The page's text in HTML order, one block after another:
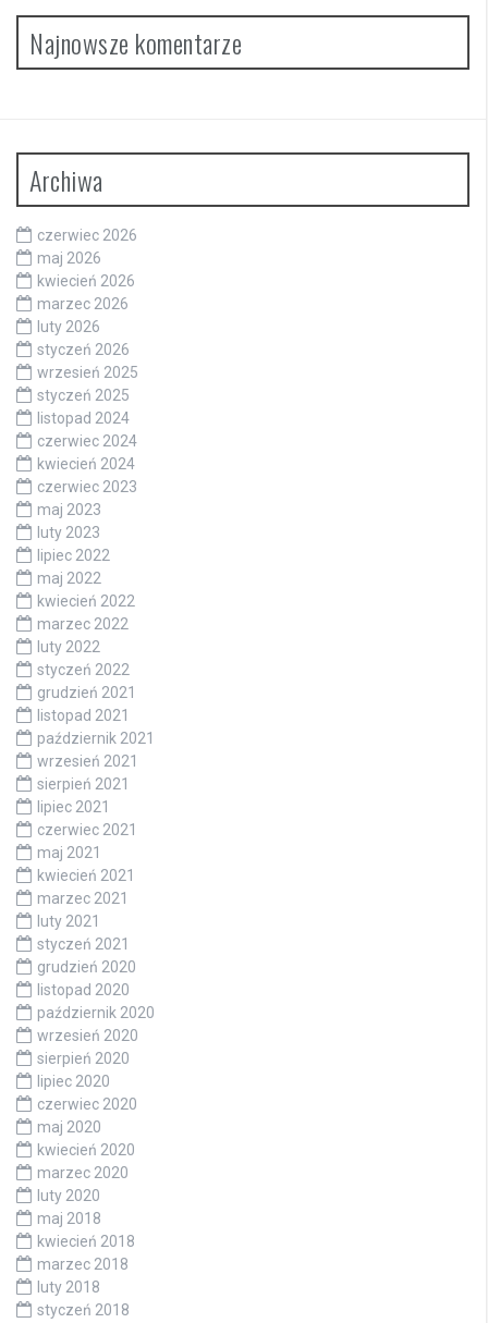
Najnowsze komentarze
Archiwa
czerwiec 2026
maj 2026
kwiecień 2026
marzec 2026
luty 2026
styczeń 2026
wrzesień 2025
styczeń 2025
listopad 2024
czerwiec 2024
kwiecień 2024
czerwiec 2023
maj 2023
luty 2023
lipiec 2022
maj 2022
kwiecień 2022
marzec 2022
luty 2022
styczeń 2022
grudzień 2021
listopad 2021
październik 2021
wrzesień 2021
sierpień 2021
lipiec 2021
czerwiec 2021
maj 2021
kwiecień 2021
marzec 2021
luty 2021
styczeń 2021
grudzień 2020
listopad 2020
październik 2020
wrzesień 2020
sierpień 2020
lipiec 2020
czerwiec 2020
maj 2020
kwiecień 2020
marzec 2020
luty 2020
maj 2018
kwiecień 2018
marzec 2018
luty 2018
styczeń 2018